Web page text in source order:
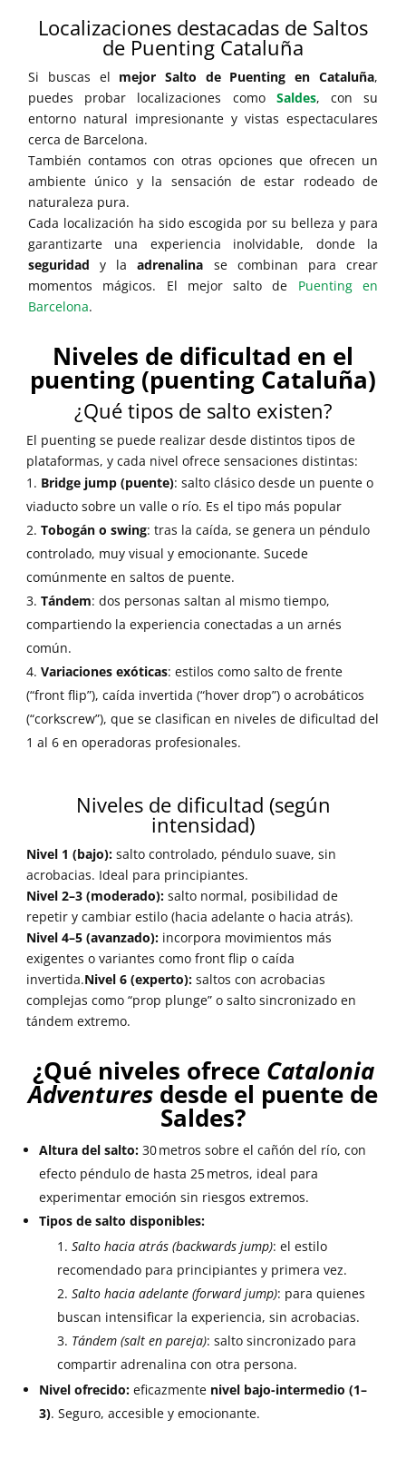
Localizaciones destacadas de Saltos
de Puenting Cataluña
Si buscas el mejor Salto de Puenting en Cataluña,
puedes probar localizaciones como Saldes, con su
entorno natural impresionante y vistas espectaculares
cerca de Barcelona.
También contamos con otras opciones que ofrecen un
ambiente único y la sensación de estar rodeado de
naturaleza pura.
Cada localización ha sido escogida por su belleza y para
garantizarte una experiencia inolvidable, donde la
seguridad y laadrenalina se combinan para crear
momentos mágicos. El mejor salto de Puenting en
Barcelona.
Niveles de dificultad en el
puenting (puenting Cataluña)
¿Qué tipos de salto existen?
El puenting se puede realizar desde distintos tipos de
plataformas, y cada nivel ofrece sensaciones distintas:
Bridge jump (puente): salto clásico desde un puente o
viaducto sobre un valle o río. Es el tipo más popular
Tobogán o swing: tras la caída, se genera un péndulo
controlado, muy visual y emocionante. Sucede
comúnmente en saltos de puente.
Tándem: dos personas saltan al mismo tiempo,
compartiendo la experiencia conectadas a un arnés
común.
Variaciones exóticas: estilos como salto de frente
(“front flip”), caída invertida (“hover drop”) o acrobáticos
(“corkscrew”), que se clasifican en niveles de dificultad del
1 al 6 en operadoras profesionales.
Niveles de dificultad (según
intensidad)
Nivel 1 (bajo): salto controlado, péndulo suave, sin
acrobacias. Ideal para principiantes.
Nivel 2–3 (moderado): salto normal, posibilidad de
repetir y cambiar estilo (hacia adelante o hacia atrás).
Nivel 4–5 (avanzado): incorpora movimientos más
exigentes o variantes como front flip o caída
invertida.Nivel 6 (experto): saltos con acrobacias
complejas como “prop plunge” o salto sincronizado en
tándem extremo.
¿Qué niveles ofrece Catalonia
Adventures desde el puente de
Saldes?
Altura del salto: 30 metros sobre el cañón del río, con
efecto péndulo de hasta 25 metros, ideal para
experimentar emoción sin riesgos extremos.
Tipos de salto disponibles:
Salto hacia atrás (backwards jump): el estilo
recomendado para principiantes y primera vez.
Salto hacia adelante (forward jump): para quienes
buscan intensificar la experiencia, sin acrobacias.
Tándem (salt en pareja): salto sincronizado para
compartir adrenalina con otra persona.
Nivel ofrecido: eficazmente nivel bajo-intermedio (1–
3). Seguro, accesible y emocionante.